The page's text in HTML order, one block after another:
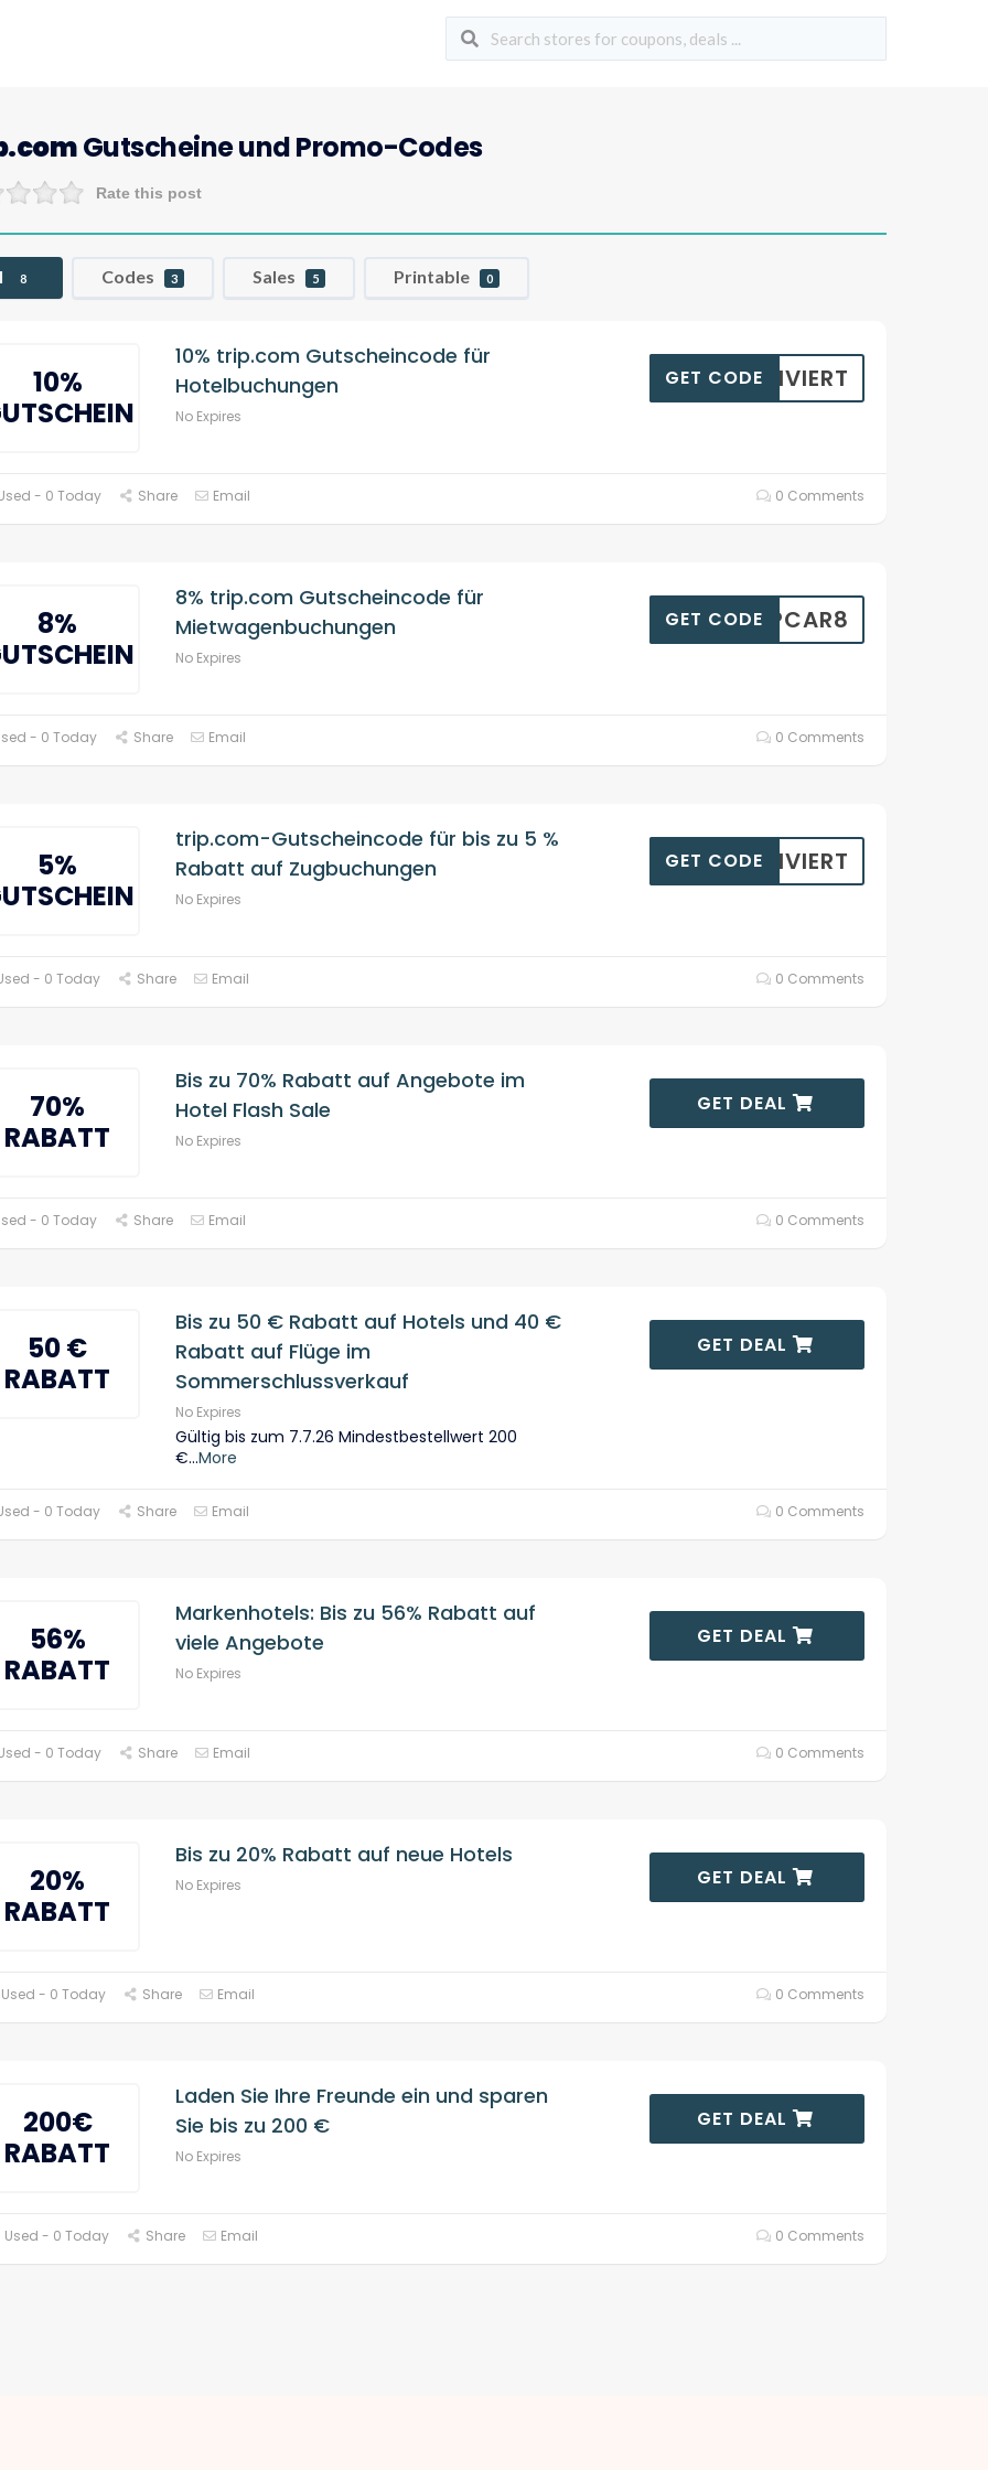
Gutscheine und Promo-Codes
Rate this post
8 Codes 3 Sales 5 Printable 0
10%
10% trip.com Gutscheincode für
Hotelbuchungen
No Expires
KTIVIERT
GET CODE
- 0 Today Share Email 0 Comments
8%
8% trip.com Gutscheincode für
Mietwagenbuchungen
No Expires
TRIPCAR8
GET CODE
- 0 Today Share Email 0 Comments
5%
trip.com-Gutscheincode für bis zu 5 %
Rabatt auf Zugbuchungen
No Expires
KTIVIERT
GET CODE
- 0 Today Share Email 0 Comments
70%
RABATT
Bis zu 70% Rabatt auf Angebote im
Hotel Flash Sale
No Expires
GET DEAL
- 0 Today Share Email 0 Comments
50 €
RABATT
Bis zu 50 € Rabatt auf Hotels und 40 €
Rabatt auf Flüge im
Sommerschlussverkauf
No Expires
Gültig bis zum 7.7.26 Mindestbestellwert 200
€...More
GET DEAL
- 0 Today Share Email 0 Comments
56%
RABATT
Markenhotels: Bis zu 56% Rabatt auf
viele Angebote
No Expires
GET DEAL
- 0 Today Share Email 0 Comments
20%
RABATT
Bis zu 20% Rabatt auf neue Hotels
No Expires GET DEAL
- 0 Today Share Email 0 Comments
200€
RABATT
Laden Sie Ihre Freunde ein und sparen
Sie bis zu 200 €
No Expires
GET DEAL
Used - 0 Today Share Email 0 Comments